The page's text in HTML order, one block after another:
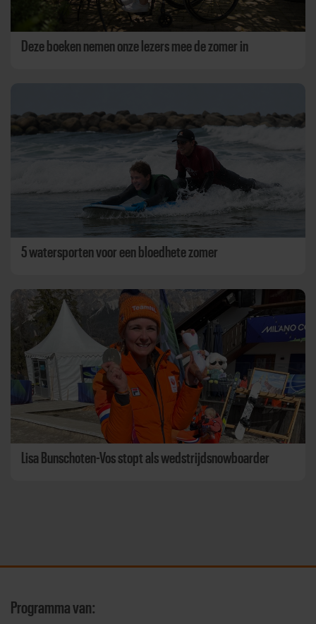
Deze boeken nemen onze lezers mee de zomer in
5 watersporten voor een bloedhete zomer
Lisa Bunschoten-Vos stopt als wedstrijdsnowboarder
Programma van: